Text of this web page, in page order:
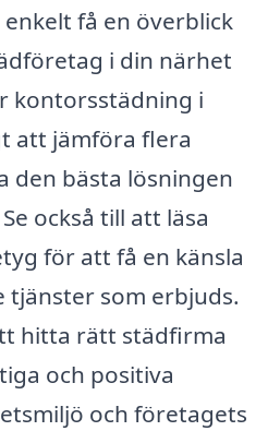
få en överblick
i din närhet
kontorsstädning i
att jämföra flera
bästa lösningen
också till att läsa
för att få en känsla
tjänster som erbjuds.
hitta rätt städfirma
och positiva
och företagets